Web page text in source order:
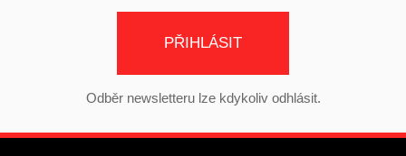
PŘIHLÁSIT
Odběr newsletteru lze kdykoliv odhlásit.